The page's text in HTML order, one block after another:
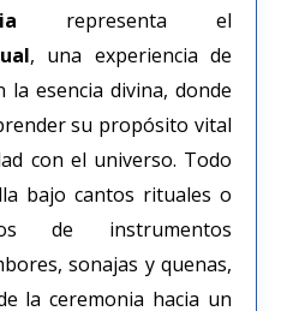
representa el
, una experiencia de
esencia divina, donde
su propósito vital
con el universo. Todo
bajo cantos rituales o
de instrumentos
sonajas y quenas,
la ceremonia hacia un